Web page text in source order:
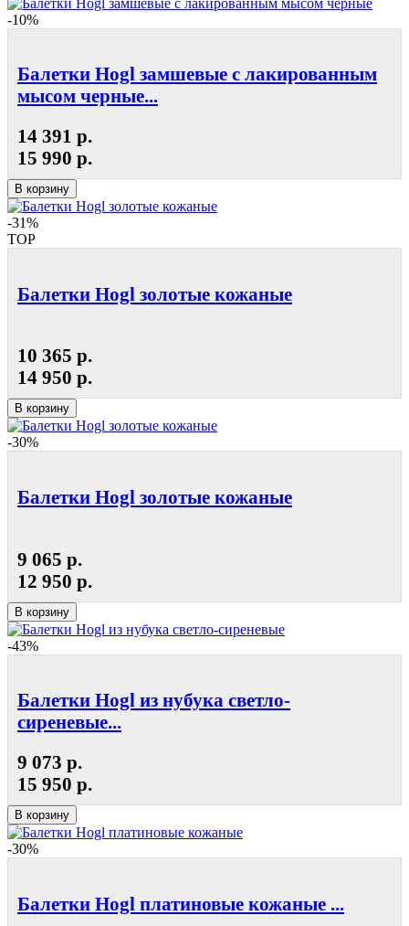
-10%
Балетки Hogl замшевые с лакированным
мысом черные...
14 391 р.
15 990 р.
В корзину
-31%
TOP
Балетки Hogl золотые кожаные
10 365 р.
14 950 р.
В корзину
-30%
Балетки Hogl золотые кожаные
9 065 р.
12 950 р.
В корзину
-43%
Балетки Hogl из нубука светло-
сиреневые...
9 073 р.
15 950 р.
В корзину
-30%
Балетки Hogl платиновые кожаные ...